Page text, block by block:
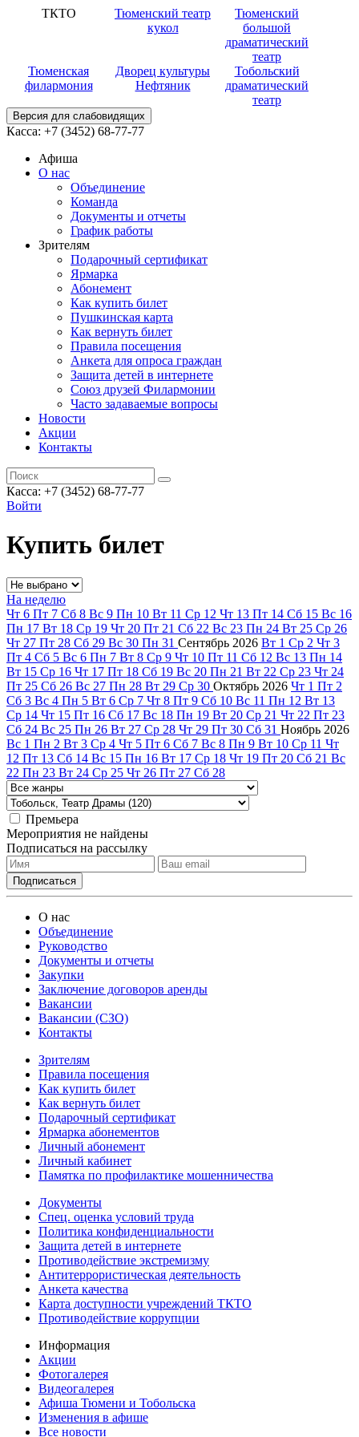
ТКТО
Тюменский театр
кукол
Тюменский
большой
драматический
театр
Тюменская
филармония
Дворец культуры
Нефтяник
Тобольский
драматический
театр
Версия для слабовидящих
Касса: +7 (3452) 68-77-77
Афиша
О нас
Объединение
Команда
Документы и отчеты
График работы
Зрителям
Подарочный сертификат
Ярмарка
Абонемент
Как купить билет
Пушкинская карта
Как вернуть билет
Правила посещения
Анкета для опроса граждан
Защита детей в интернете
Союз друзей Филармонии
Часто задаваемые вопросы
Новости
Акции
Контакты
Касса: +7 (3452) 68-77-77
Войти
Купить билет
На неделю
Чт 6 Пт 7 Сб 8 Вс 9 Пн 10 Вт 11 Ср 12 Чт 13 Пт 14 Сб 15 Вс 16
Пн 17 Вт 18 Ср 19 Чт 20 Пт 21 Сб 22 Вс 23 Пн 24 Вт 25 Ср 26
Чт 27 Пт 28 Сб 29 Вс 30 Пн 31 Сентябрь 2026 Вт 1 Ср 2 Чт 3
Пт 4 Сб 5 Вс 6 Пн 7 Вт 8 Ср 9 Чт 10 Пт 11 Сб 12 Вс 13 Пн 14
Вт 15 Ср 16 Чт 17 Пт 18 Сб 19 Вс 20 Пн 21 Вт 22 Ср 23 Чт 24
Пт 25 Сб 26 Вс 27 Пн 28 Вт 29 Ср 30 Октябрь 2026 Чт 1 Пт 2
Сб 3 Вс 4 Пн 5 Вт 6 Ср 7 Чт 8 Пт 9 Сб 10 Вс 11 Пн 12 Вт 13
Ср 14 Чт 15 Пт 16 Сб 17 Вс 18 Пн 19 Вт 20 Ср 21 Чт 22 Пт 23
Сб 24 Вс 25 Пн 26 Вт 27 Ср 28 Чт 29 Пт 30 Сб 31 Ноябрь 2026
Вс 1 Пн 2 Вт 3 Ср 4 Чт 5 Пт 6 Сб 7 Вс 8 Пн 9 Вт 10 Ср 11 Чт
12 Пт 13 Сб 14 Вс 15 Пн 16 Вт 17 Ср 18 Чт 19 Пт 20 Сб 21 Вс
22 Пн 23 Вт 24 Ср 25 Чт 26 Пт 27 Сб 28
Премьера
Мероприятия не найдены
Подписаться на рассылку
О нас
Объединение
Руководство
Документы и отчеты
Закупки
Заключение договоров аренды
Вакансии
Вакансии (СЗО)
Контакты
Зрителям
Правила посещения
Как купить билет
Как вернуть билет
Подарочный сертификат
Ярмарка абонементов
Личный абонемент
Личный кабинет
Памятка по профилактике мошенничества
Документы
Спец. оценка условий труда
Политика конфиденциальности
Защита детей в интернете
Противодействие экстремизму
Антитеррористическая деятельность
Анкета качества
Карта доступности учреждений ТКТО
Противодействие коррупции
Информация
Акции
Фотогалерея
Видеогалерея
Афиша Тюмени и Тобольска
Изменения в афише
Все новости